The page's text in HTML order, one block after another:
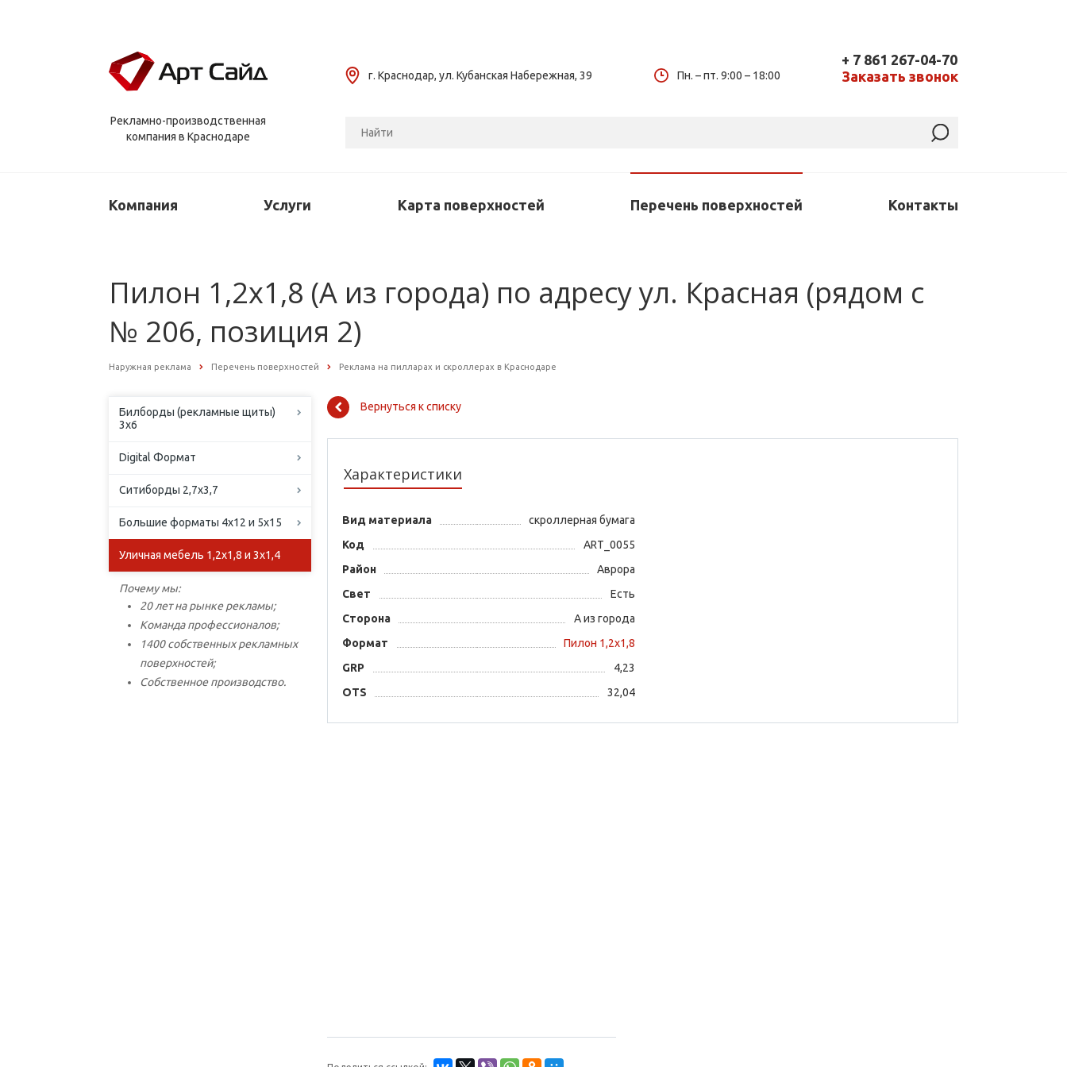
Рекламно-производственная
компания в Краснодаре
г. Краснодар, ул. Кубанская Набережная, 39 Пн. – пт. 9:00 – 18:00
+ 7 861 267-04-70
Заказать звонок
Компания Услуги Карта поверхностей Перечень поверхностей Контакты
Пилон 1,2х1,8 (А из города) по адресу ул. Красная (рядом с
№ 206, позиция 2)
Наружная реклама Перечень поверхностей Реклама на пилларах и скроллерах в Краснодаре
Билборды (рекламные щиты)
3х6
Digital Формат
Ситиборды 2,7х3,7
Большие форматы 4х12 и 5х15
Уличная мебель 1,2х1,8 и 3х1,4
Почему мы:
20 лет на рынке рекламы;
Команда профессионалов;
1400 собственных рекламных
поверхностей;
Собственное производство.
Вернуться к списку
Характеристики
Вид материала
скроллерная бумага
Код
ART_0055
Район
Аврора
Свет
Есть
Сторона
А из города
Формат
Пилон 1,2х1,8
GRP
4,23
OTS
32,04